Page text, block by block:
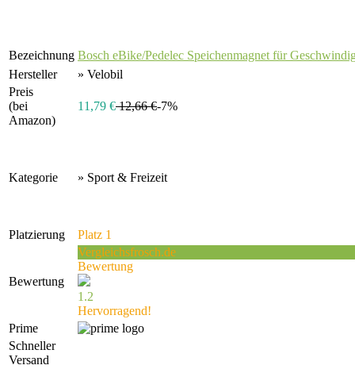
Bezeichnung Bosch eBike/Pedelec Speichenmagnet für
Hersteller
» Velobil
Preis
(bei
Amazon)
11,79 €12,66 €-7%
Kategorie » Sport & Freizeit
Platzierung Platz 1
Bewertung
Vergleichsfrosch.de
Bewertung
1.2
Hervorragend!
Prime
Schneller
Versand